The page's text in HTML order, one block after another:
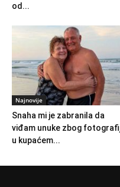
od...
Najnovije
Snaha mi je zabranila da
viđam unuke zbog
u kupaćem...